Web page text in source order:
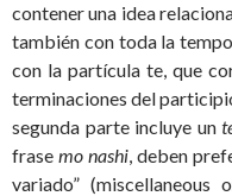
contener una idea
también con toda la
con la partícula te, que
terminaciones del
segunda parte incluye un
frasemo nashi, deben
variado” (miscellaneous